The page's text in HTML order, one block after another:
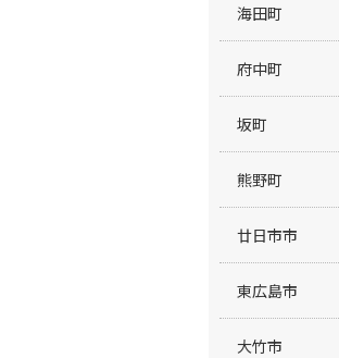
海田町
府中町
坂町
熊野町
廿日市市
東広島市
大竹市